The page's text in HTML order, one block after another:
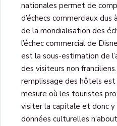
nationales permet de
d’échecs commerciaux
de la mondialisation des
l’échec commercial de
est la sous-estimation de
des visiteurs non
remplissage des hôtels est
mesure où les touristes
visiter la capitale et donc y
données culturelles